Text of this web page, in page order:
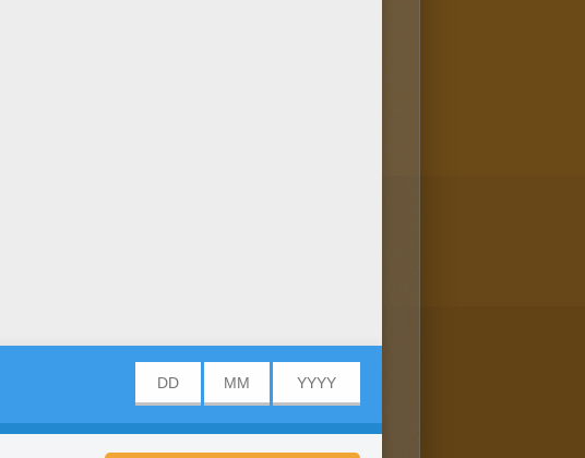
hinterher speichern oder
17: dieses Bild ist der Liebling
POKEMON zum